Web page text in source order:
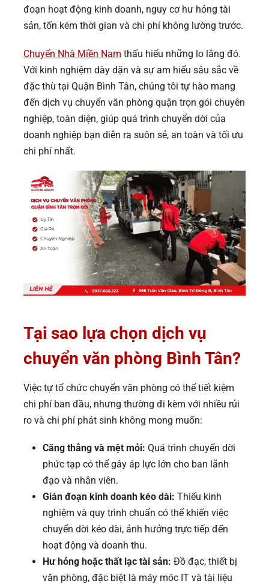
đoạn hoạt động kinh doanh, nguy cơ hư hỏng tài
sản, tốn kém thời gian và chi phí không lường trước.
Chuyển Nhà Miền Nam thấu hiểu những lo lắng đó.
Với kinh nghiệm dày dặn và sự am hiểu sâu sắc về
đặc thù tại Quận Bình Tân, chúng tôi tự hào mang
đến dịch vụ chuyển văn phòng quận trọn gói chuyên
nghiệp, toàn diện, giúp quá trình chuyển dời của
doanh nghiệp bạn diễn ra suôn sẻ, an toàn và tối ưu
chi phí nhất.
Tại sao lựa chọn dịch vụ
chuyển văn phòng Bình Tân?
Việc tự tổ chức chuyển văn phòng có thể tiết kiệm
chi phí ban đầu, nhưng thường đi kèm với nhiều rủi
ro và chi phí phát sinh không mong muốn:
Căng thẳng và mệt mỏi: Quá trình chuyển dời
phức tạp có thể gây áp lực lớn cho ban lãnh
đạo và nhân viên.
Gián đoạn kinh doanh kéo dài: Thiếu kinh
nghiệm và quy trình chuẩn có thể khiến việc
chuyển dời kéo dài, ảnh hưởng trực tiếp đến
hoạt động và doanh thu.
Hư hỏng hoặc thất lạc tài sản: Đồ đạc, thiết bị
văn phòng, đặc biệt là máy móc IT và tài liệu